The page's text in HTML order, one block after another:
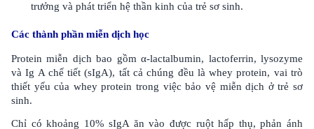
trưởng và phát triển hệ thần kinh của trẻ sơ sinh.
Các thành phần miễn dịch học
Protein miễn dịch bao gồm α-lactalbumin, lactoferrin, lysozyme
và Ig A chế tiết (sIgA), tất cả chúng đều là whey protein, vai trò
thiết yếu của whey protein trong việc bảo vệ miễn dịch ở trẻ sơ
sinh.
Chỉ có khoảng 10% sIgA ăn vào được ruột hấp thụ, phản ánh